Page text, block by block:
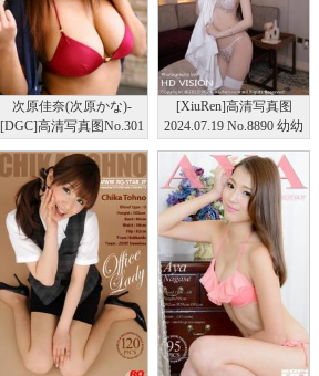
次原佳奈(次原かな)-
[DGC]高清写真图No.301
[XiuRen]高清写真图
2024.07.19 No.8890 幼幼